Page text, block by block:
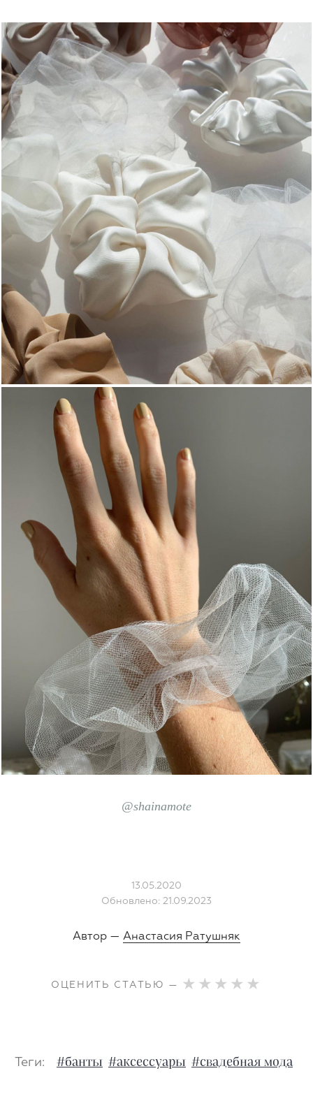
@shainamote
13.05.2020
Обновлено: 21.09.2023
Автор — Анастасия Ратушняк
ОЦЕНИТЬ СТАТЬЮ —
Теги: #банты #аксессуары #свадебная мода